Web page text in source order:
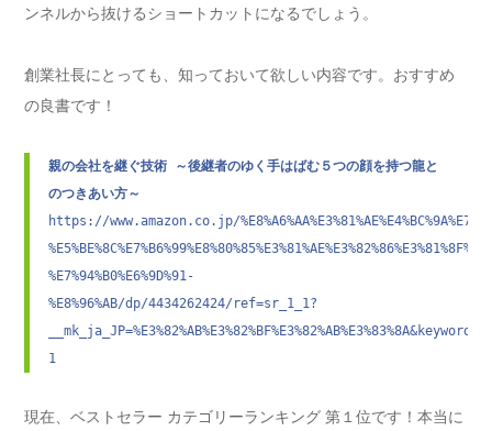
ンネルから抜けるショートカットになるでしょう。
創業社長にとっても、知っておいて欲しい内容です。おすすめ
の良書です！
親の会社を継ぐ技術 ～後継者のゆく手はばむ５つの顔を持つ龍と
のつきあい方～
https://www.amazon.co.jp/
%E7%94%B0%E6%9D%91-
%E8%96%AB/dp/4434262424/ref=sr_1_1?
1
現在、ベストセラー カテゴリーランキング 第１位です！本当に